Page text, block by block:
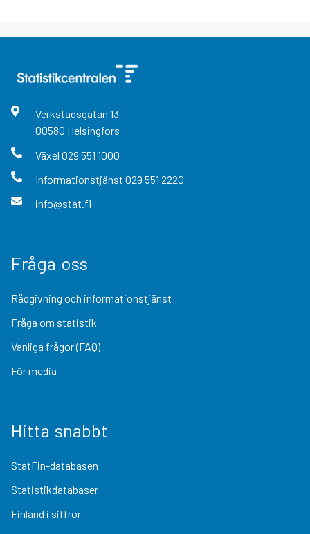
Verkstadsgatan 13
00580 Helsingfors
Växel 029 551 1000
Informationstjänst 029 551 2220
info@stat.fi
Fråga oss
Rådgivning och informationstjänst
Fråga om statistik
Vanliga frågor (FAQ)
För media
Hitta snabbt
StatFin-databasen
Statistikdatabaser
Finland i siffror